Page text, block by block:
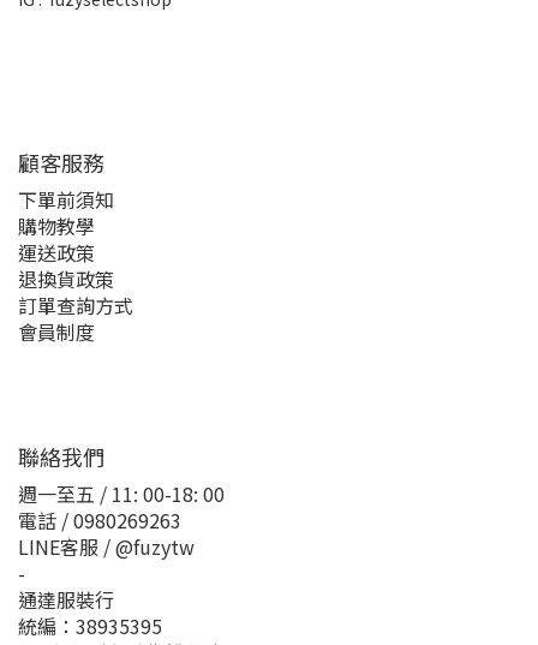
顧客服務
下單前須知
購物教學
運送政策
退換貨政策
訂單查詢方式
會員制度
聯絡我們
週一至五 / 11: 00-18: 00
電話 / 0980269263
LINE客服 / @fuzytw
-
通達服裝行
統編：38935395